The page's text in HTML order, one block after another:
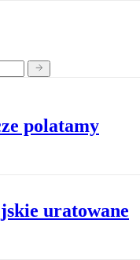
polatamy
uratowane